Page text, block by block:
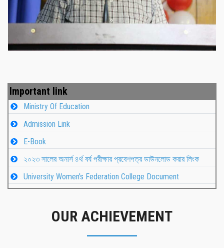
Important link
Ministry Of Education
Admission Link
E-Book
২০২৩ সালের অনার্স ৪র্থ বর্ষ পরীক্ষার প্রবেশপত্র ডাউনলোড করার লিংক
University Women's Federation College Document
OUR ACHIEVEMENT